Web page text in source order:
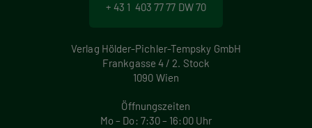
+ 43 1 403 77 77 DW 70
Verlag Hölder-Pichler-Tempsky GmbH
Frankgasse 4 / 2. Stock
1090 Wien
Öffnungszeiten
Mo – Do: 7:30 – 16:00 Uhr